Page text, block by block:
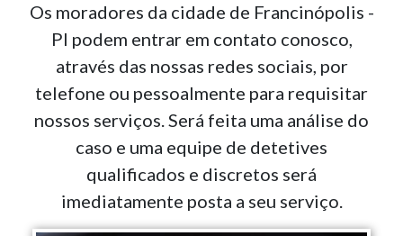
Os moradores da cidade de Francinópolis -
PI podem entrar em contato conosco,
através das nossas redes sociais, por
telefone ou pessoalmente para requisitar
nossos serviços. Será feita uma análise do
caso e uma equipe de detetives
qualificados e discretos será
imediatamente posta a seu serviço.